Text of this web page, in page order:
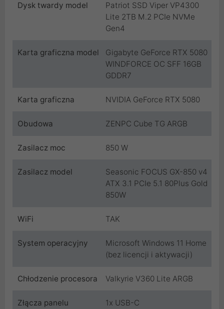
Dysk twardy model
Patriot SSD Viper VP4300
Lite 2TB M.2 PCIe NVMe
Gen4
Karta graficzna model
Gigabyte GeForce RTX 5080
WINDFORCE OC SFF 16GB
GDDR7
Karta graficzna NVIDIA GeForce RTX 5080
Obudowa ZENPC Cube TG ARGB
Zasilacz moc 850 W
Zasilacz model
Seasonic FOCUS GX-850 v4
ATX 3.1 PCIe 5.1 80Plus Gold
850W
WiFi TAK
System operacyjny
Microsoft Windows 11 Home
(bez licencji i aktywacji)
Chłodzenie procesora Valkyrie V360 Lite ARGB
Złącza panelu
1x USB-C